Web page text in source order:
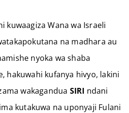
kuwaagiza Wana wa Israeli
na madhara au
nyoka wa shaba
hakuwahi kufanya hivyo, lakini
wakagandua SIRI ndani
kutakuwa na uponyaji Fulani